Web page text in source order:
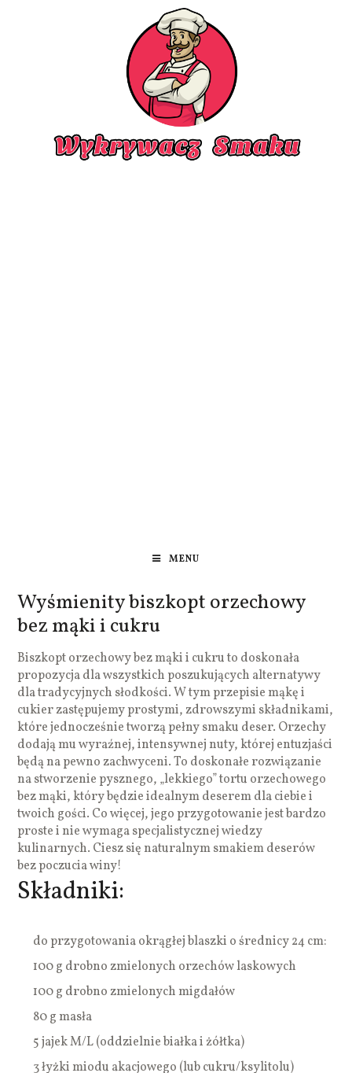
MENU
Wyśmienity biszkopt orzechowy
bez mąki i cukru
Biszkopt orzechowy bez mąki i cukru to doskonała
propozycja dla wszystkich poszukujących alternatywy
dla tradycyjnych słodkości. W tym przepisie mąkę i
cukier zastępujemy prostymi, zdrowszymi składnikami,
które jednocześnie tworzą pełny smaku deser. Orzechy
dodają mu wyraźnej, intensywnej nuty, której entuzjaści
będą na pewno zachwyceni. To doskonałe rozwiązanie
na stworzenie pysznego, „lekkiego” tortu orzechowego
bez mąki, który będzie idealnym deserem dla ciebie i
twoich gości. Co więcej, jego przygotowanie jest bardzo
proste i nie wymaga specjalistycznej wiedzy
kulinarnych. Ciesz się naturalnym smakiem deserów
bez poczucia winy!
Składniki:
do przygotowania okrągłej blaszki o średnicy 24 cm:
100 g drobno zmielonych orzechów laskowych
100 g drobno zmielonych migdałów
80 g masła
5 jajek M/L (oddzielnie białka i żółtka)
3 łyżki miodu akacjowego (lub cukru/ksylitolu)